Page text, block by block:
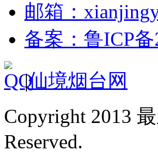
邮箱：
备案：鲁ICP
|仙境烟台网
Copyright 2013
Reserved.